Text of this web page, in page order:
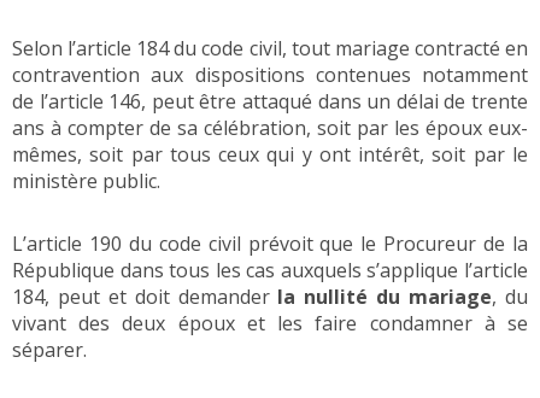
Selon l’article 184 du code civil, tout mariage contracté en
contravention aux dispositions contenues notamment
de l’article 146, peut être attaqué dans un délai de trente
ans à compter de sa célébration, soit par les époux eux-
mêmes, soit par tous ceux qui y ont intérêt, soit par le
ministère public.
L’article 190 du code civil prévoit que le Procureur de la
République dans tous les cas auxquels s’applique l’article
184, peut et doit demander la nullité du mariage, du
vivant des deux époux et les faire condamner à se
séparer.